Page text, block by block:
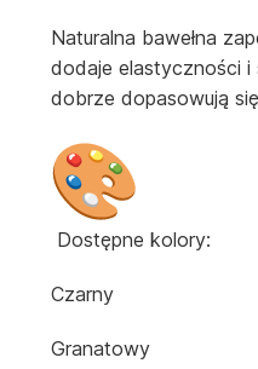
Naturalna bawełna
dodaje elastyczności i
dobrze dopasowują
Dostępne kolory:
Czarny
Granatowy